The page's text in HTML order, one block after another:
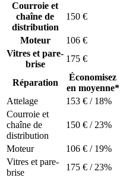
Courroie et
chaîne de
distribution
150 €
Moteur 106 €
Vitres et pare-
brise
175 €
Réparation
Économisez
en moyenne*
Attelage
153 € / 18%
Courroie et
chaîne de
distribution
150 € / 23%
Moteur 106 € / 19%
Vitres et pare-
brise
175 € / 23%